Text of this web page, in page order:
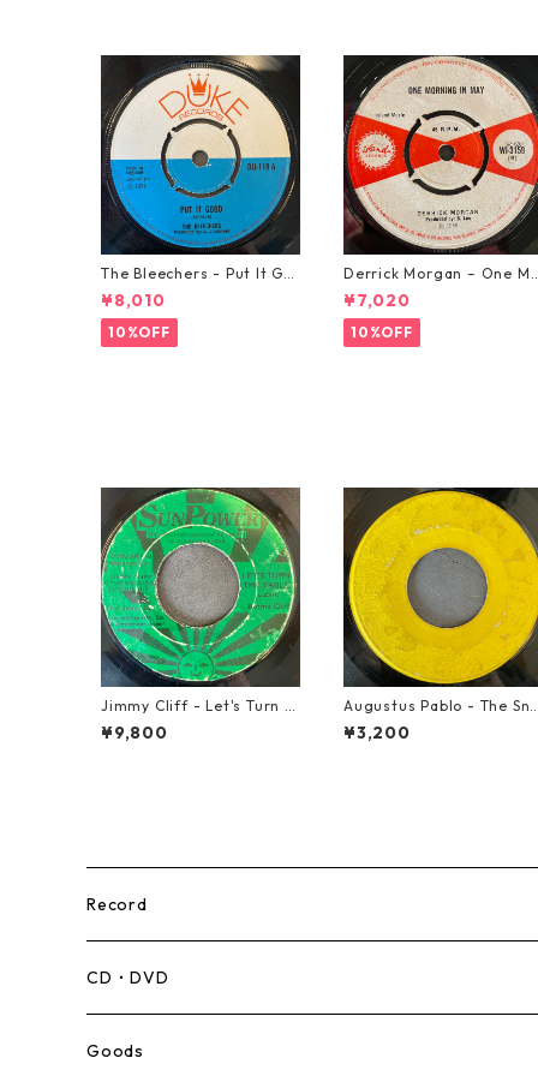
The Bleechers - Put It Go
od 【7-21637】
¥8,010
10%OFF
Derrick Morgan – One
rning In May【7-21653】
¥7,020
10%OFF
Jimmy Cliff - Let's Turn T
he Table【7-21999】
¥9,800
Augustus Pablo - The Sni
per【7-21945】
¥3,200
Record
Mento,Calypso,Ballad
Ska
CD・DVD
Goods